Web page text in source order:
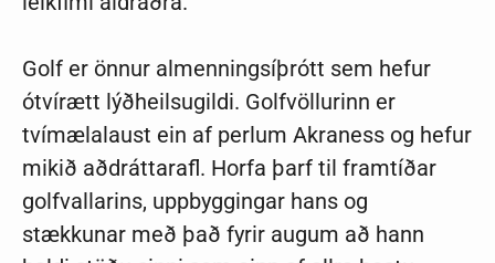
Golf er önnur almenningsíþrótt sem hefur
ótvírætt lýðheilsugildi. Golfvöllurinn er
tvímælalaust ein af perlum Akraness og hefur
mikið aðdráttarafl. Horfa þarf til framtíðar
golfvallarins, uppbyggingar hans og
stækkunar með það fyrir augum að hann